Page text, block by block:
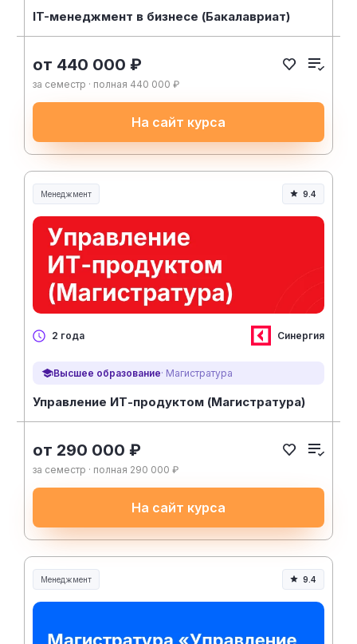
IT-менеджмент в бизнесе (Бакалавриат)
от 440 000 ₽
за семестр · полная 440 000 ₽
На сайт курса
Менеджмент
Менеджмент и управление
9.4
2 года Синергия
Высшее образование· Магистратура
Управление ИТ-продуктом (Магистратура)
от 290 000 ₽
за семестр · полная 290 000 ₽
На сайт курса
Менеджмент
Менеджмент и управление
9.4